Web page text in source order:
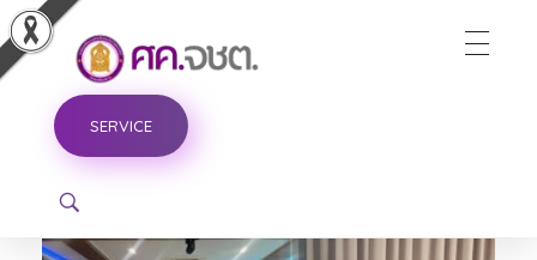
ศูนย์ขับเคลื่อนการศึกษาในจังหวัดชายแดนภาคใต้
SERVICE